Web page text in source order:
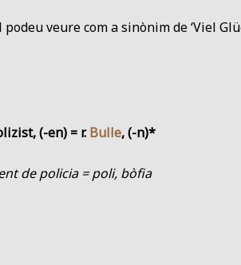
veure com a sinònim de ‘Viel
(-en) = r.Bulle, (-n)*
de policia = poli, bòfia